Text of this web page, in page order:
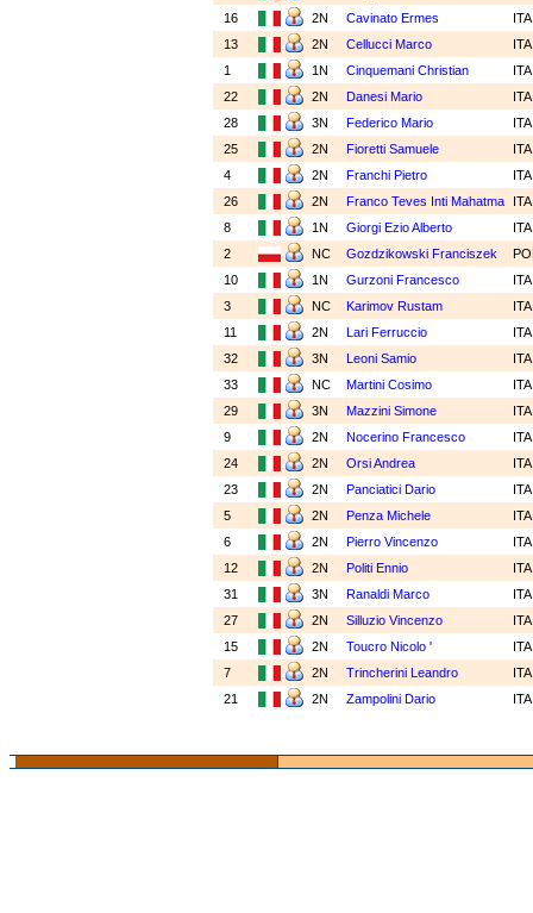
16
2N Cavinato Ermes
13
2N Cellucci Marco
1
1N Cinquemani Christian
22
2N Danesi Mario
28
3N Federico Mario
25
2N Fioretti Samuele
4
2N Franchi Pietro
26
2N Franco Teves Inti Mahatma
8
1N Giorgi Ezio Alberto
2
NC Gozdzikowski Franciszek
10
1N Gurzoni Francesco
3
NC Karimov Rustam
11
2N Lari Ferruccio
32
3N Leoni Samio
33
NC Martini Cosimo
29
3N Mazzini Simone
9
2N Nocerino Francesco
24
2N Orsi Andrea
23
2N Panciatici Dario
5
2N Penza Michele
6
2N Pierro Vincenzo
12
2N Politi Ennio
31
3N Ranaldi Marco
27
2N Silluzio Vincenzo
15
2N Toucro Nicolo '
7
2N Trincherini Leandro
21
2N Zampolini Dario